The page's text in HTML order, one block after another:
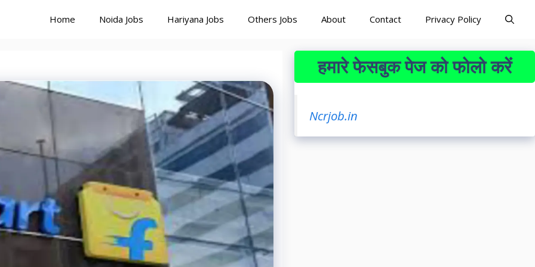
Home Noida Jobs Hariyana Jobs Others Jobs About Contact Privacy Policy
हमारे फेसबुक पेज को फोलो करें
Ncrjob.in